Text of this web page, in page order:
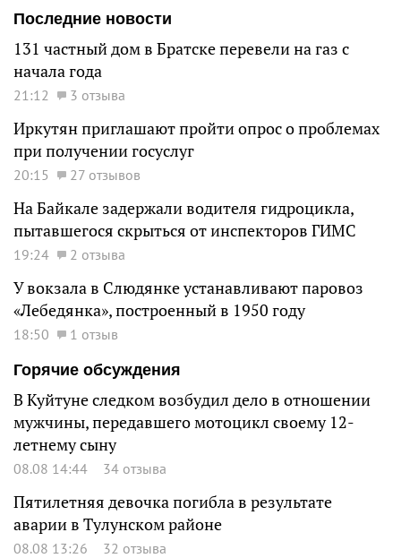
Последние новости
131 частный дом в Братске перевели на газ с
начала года
21:12 3 отзыва
Иркутян приглашают пройти опрос о проблемах
при получении госуслуг
20:15 27 отзывов
На Байкале задержали водителя гидроцикла,
пытавшегося скрыться от инспекторов ГИМС
19:24 2 отзыва
У вокзала в Слюдянке устанавливают паровоз
«Лебедянка», построенный в 1950 году
18:50
1 отзыв
Горячие обсуждения
В Куйтуне следком возбудил дело в отношении
мужчины, передавшего мотоцикл своему 12-
летнему сыну
08.08 14:44 34 отзыва
Пятилетняя девочка погибла в результате
аварии в Тулунском районе
08.08 13:26 32 отзыва